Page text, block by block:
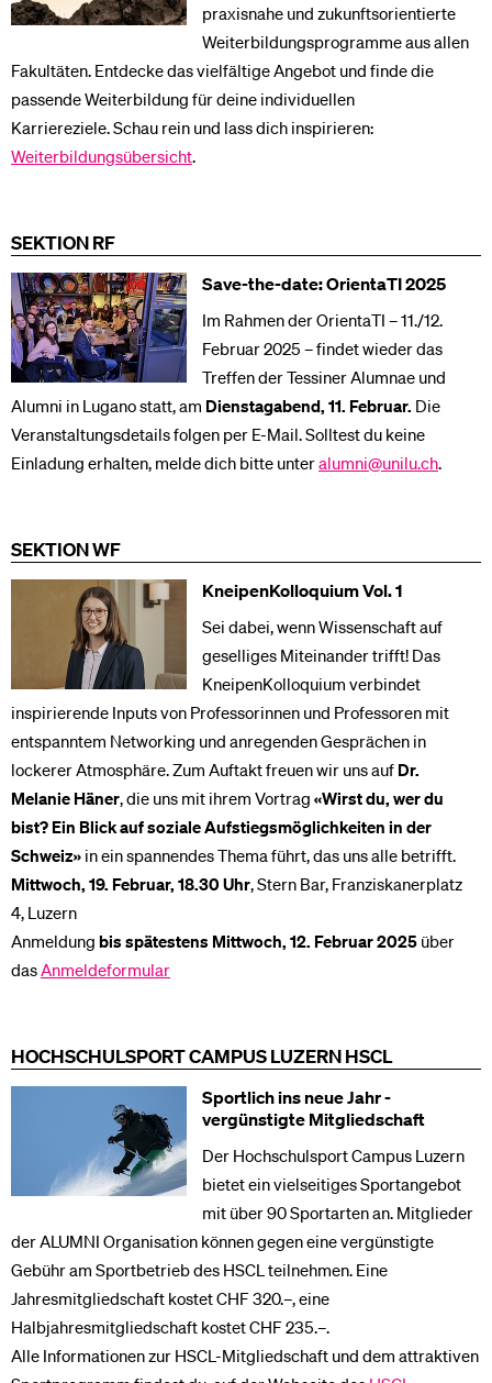
praxisnahe und zukunftsorientierte
Weiterbildungsprogramme aus allen
Fakultäten. Entdecke das vielfältige Angebot und finde die
passende Weiterbildung für deine individuellen
Karriereziele. Schau rein und lass dich inspirieren:
Weiterbildungsübersicht.
SEKTION RF
Save-the-date: OrientaTI 2025
Im Rahmen der OrientaTI – 11./12.
Februar 2025 – findet wieder das
Treffen der Tessiner Alumnae und
Alumni in Lugano statt, am Dienstagabend, 11. Februar. Die
Veranstaltungsdetails folgen per E-Mail. Solltest du keine
Einladung erhalten, melde dich bitte unteralumni@unilu.ch.
SEKTION WF
KneipenKolloquium Vol. 1
Sei dabei, wenn Wissenschaft auf
geselliges Miteinander trifft! Das
KneipenKolloquium verbindet
inspirierende Inputs von Professorinnen und Professoren mit
entspanntem Networking und anregenden Gesprächen in
lockerer Atmosphäre. Zum Auftakt freuen wir uns auf Dr.
Melanie Häner, die uns mit ihrem Vortrag «Wirst du, wer du
bist? Ein Blick auf soziale Aufstiegsmöglichkeiten in der
Schweiz» in ein spannendes Thema führt, das uns alle betrifft.
Mittwoch, 19. Februar, 18.30 Uhr, Stern Bar, Franziskanerplatz
4, Luzern
Anmeldung bis spätestens Mittwoch, 12. Februar 2025 über
dasAnmeldeformular
HOCHSCHULSPORT CAMPUS LUZERN HSCL
Sportlich ins neue Jahr -
vergünstigte Mitgliedschaft
Der Hochschulsport Campus Luzern
bietet ein vielseitiges Sportangebot
mit über 90 Sportarten an. Mitglieder
der ALUMNI Organisation können gegen eine vergünstigte
Gebühr am Sportbetrieb des HSCL teilnehmen. Eine
Jahresmitgliedschaft kostet CHF 320.–, eine
Halbjahresmitgliedschaft kostet CHF 235.–.
Alle Informationen zur HSCL-Mitgliedschaft und dem attraktiven